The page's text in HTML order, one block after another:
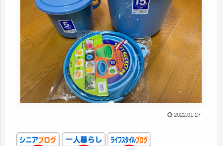
2022.01.27